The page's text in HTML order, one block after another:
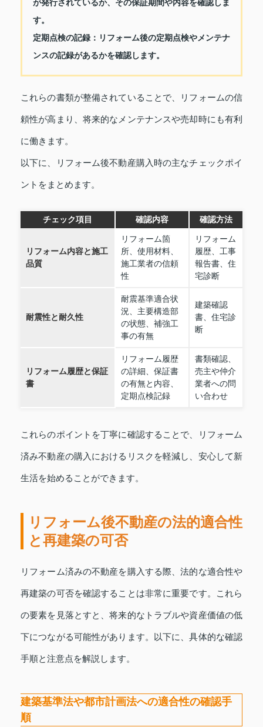
が発行されているか、その保証期間や内容を確認しま
す。
定期点検の記録： リフォーム後の定期点検やメンテナ
ンスの記録があるかを確認します。
これらの書類が整備されていることで、リフォームの信
頼性が高まり、将来的なメンテナンスや売却時にも有利
に働きます。
以下に、リフォーム後不動産購入時の主なチェックポイ
ントをまとめます。
チェック項目 確認内容 確認方法
リフォーム内容と施工
品質
リフォーム箇
所、使用材料、
施工業者の信頼
性
リフォーム
履歴、工事
報告書、住
宅診断
耐震性と耐久性
耐震基準適合状
況、主要構造部
の状態、補強工
事の有無
建築確認
書、住宅診
断
リフォーム履歴と保証
書
リフォーム履歴
の詳細、保証書
の有無と内容、
定期点検記録
書類確認、
売主や仲介
業者への問
い合わせ
これらのポイントを丁寧に確認することで、リフォーム
済み不動産の購入におけるリスクを軽減し、安心して新
生活を始めることができます。
リフォーム後不動産の法的適合性
と再建築の可否
リフォーム済みの不動産を購入する際、法的な適合性や
再建築の可否を確認することは非常に重要です。これら
の要素を見落とすと、将来的なトラブルや資産価値の低
下につながる可能性があります。以下に、具体的な確認
手順と注意点を解説します。
建築基準法や都市計画法への適合性の確認手
順